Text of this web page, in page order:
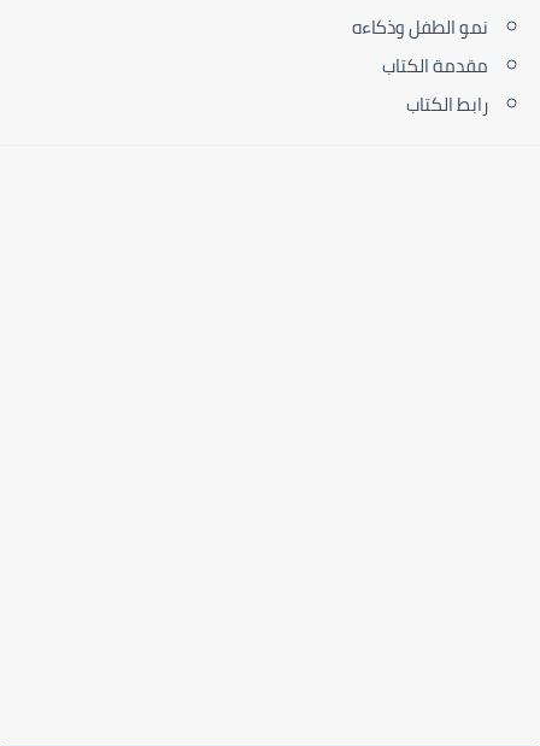
نمو الطفل وذكاءه
مقدمة الكتاب
رابط الكتاب